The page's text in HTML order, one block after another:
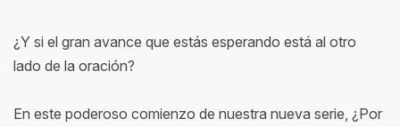
¿Y si el gran avance que estás esperando está al otro
lado de la oración?
En este poderoso comienzo de nuestra nueva serie, ¿Por